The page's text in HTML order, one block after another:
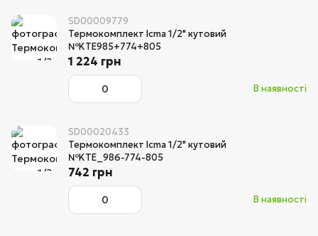
SD00009779
Термокомплект Icma 1/2" кутовий
№KTE985+774+805
В наявності
1 224 грн
SD00020433
Термокомплект Icma 1/2" кутовий
№KTE_986-774-805
В наявності
742 грн